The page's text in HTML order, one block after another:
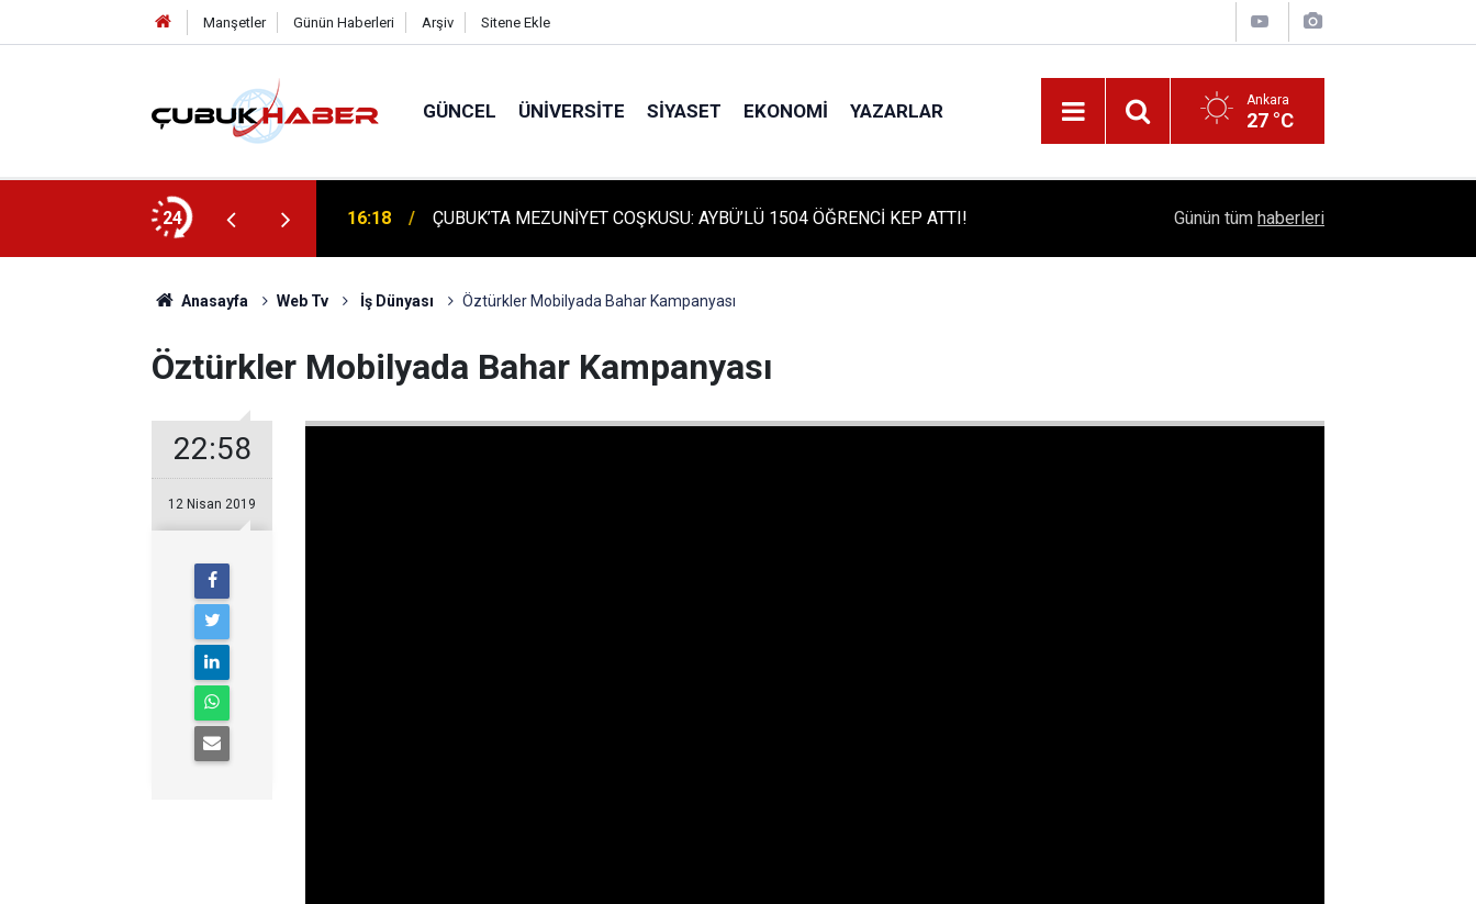
Manşetler Günün Haberleri Arşiv Sitene Ekle
GÜNCEL ÜNIVERSITE SIYASET EKONOMI YAZARLAR Ankara
27 °C
24
AYBÜ’LÜ 1504 ÖĞRENCİ KEP ATTI! 16:14
ÇUBUK'TA TARİHİ GÜN: PROTÜRK PLAZMA FRAKSİNASYON TESİSİ'NİN
TEMELİ ATILDI
Belli Oldu!
Günün tüm haberleri
Anasayfa Web Tv İş Dünyası Öztürkler Mobilyada Bahar Kampanyası
Öztürkler Mobilyada Bahar Kampanyası
22:58
12 Nisan 2019